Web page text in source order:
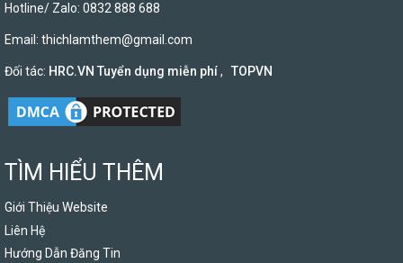
Hotline/ Zalo: 0832 888 688
Email: thichlamthem@gmail.com
Đối tác: HRC.VN Tuyển dụng miễn phí, TOPVN
TÌM HIỂU THÊM
Giới Thiệu Website
Liên Hệ
Hướng Dẫn Đăng Tin